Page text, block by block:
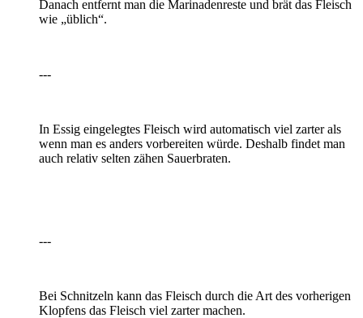
Danach entfernt man die Marinadenreste und brät das Fleisch
wie „üblich“.
---
In Essig eingelegtes Fleisch wird automatisch viel zarter als
wenn man es anders vorbereiten würde. Deshalb findet man
auch relativ selten zähen Sauerbraten.
---
Bei Schnitzeln kann das Fleisch durch die Art des vorherigen
Klopfens das Fleisch viel zarter machen.